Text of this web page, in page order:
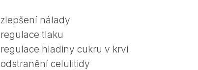
zlepšení nálady
regulace tlaku
regulace hladiny cukru v krvi
odstranění celulitidy